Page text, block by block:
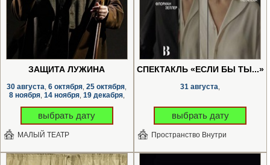
ЗАЩИТА ЛУЖИНА
30 августа 6 октября 25 октября
8 ноября, 14 ноября, 19 декабря,
выбрать дату
МАЛЫЙ ТЕАТР
СПЕКТАКЛЬ «ЕСЛИ БЫ ТЫ...»
31 августа
выбрать дату
Пространство Внутри